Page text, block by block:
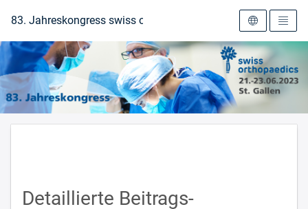
Zur Startseite
83. Jahreskongress swiss orthopaedics 2023
Detaillierte Beitrags-